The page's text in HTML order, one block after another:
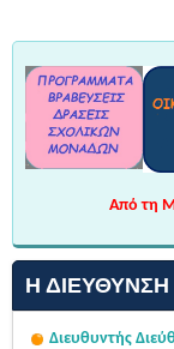
Από τη
Η ΔΙΕΎΘΥΝΣΗ
Διευθυντής